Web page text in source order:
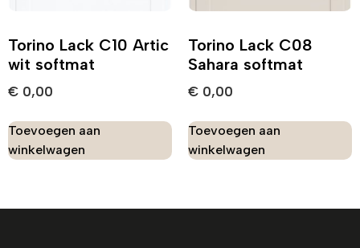
Torino Lack C10 Artic
wit softmat
€ 0,00
Toevoegen aan
winkelwagen
Torino Lack C08
Sahara softmat
€ 0,00
Toevoegen aan
winkelwagen